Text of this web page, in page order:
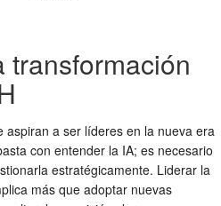
transformación
aspiran a ser líderes en la nueva era
con entender la IA; es necesario
estratégicamente. Liderar la
más que adoptar nuevas